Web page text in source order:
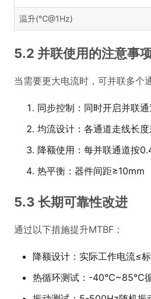
温升(℃@1Hz)
5.2 并联使用的注意事
当需要更大电流时，可并联多个
同步控制：同时开启并联通
均流设计：各通道走线长
降额使用：每并联通道按
热平衡：器件间距≥10mm
5.3 长期可靠性改进
通过以下措施提升MTBF：
降额设计：实际工作电流≤
热循环测试：-40℃~85℃